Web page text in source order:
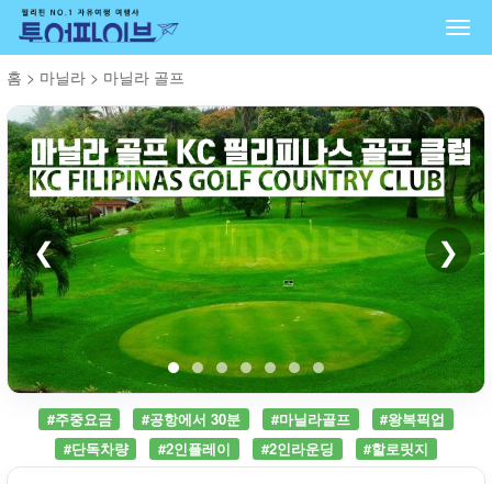
홈 > 마닐라 > 마닐라 골프
❮ ❯
#주중요금 #공항에서 30분 #마닐라골프
#왕복픽업
#단독차량
#2인플레이 #2인라운딩 #할로릿지